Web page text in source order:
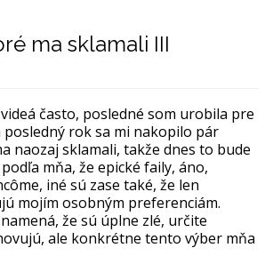
ma sklamali III
často, posledné som urobila pre
posledný rok sa mi nakopilo pár
naozaj sklamali, takže dnes to bude
mňa, že epické faily, áno,
iné sú zase také, že len
mojím osobným preferenciám.
že sú úplne zlé, určite
ale konkrétne tento výber mňa